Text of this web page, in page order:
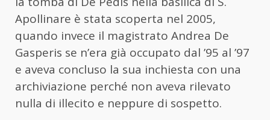
Apollinare è stata scoperta nel 2005,
quando invece il magistrato Andrea De
Gasperis se n’era già occupato dal ’95 al ’97
e aveva concluso la sua inchiesta con una
archiviazione perché non aveva rilevato
nulla di illecito e neppure di sospetto.